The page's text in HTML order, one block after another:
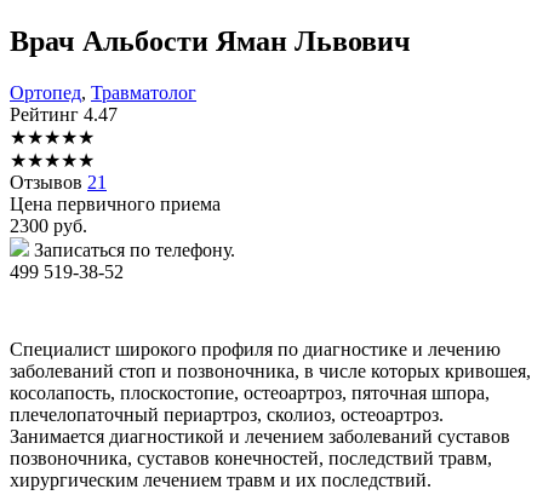
Врач Альбости Яман Львович
Ортопед, Травматолог
Рейтинг 4.47
★★★★★
★★★★★
Отзывов 21
Цена первичного приема
2300 руб.
Записаться по телефону.
499 519-38-52
Специалист широкого профиля по диагностике и лечению
заболеваний стоп и позвоночника, в числе которых кривошея,
косолапость, плоскостопие, остеоартроз, пяточная шпора,
плечелопаточный периартроз, сколиоз, остеоартроз.
Занимается диагностикой и лечением заболеваний суставов
позвоночника, суставов конечностей, последствий травм,
хирургическим лечением травм и их последствий.